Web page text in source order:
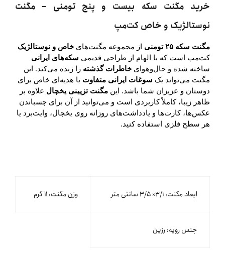
خرید مگنت سکه بیست و پنج تومنی – مگنت
نوستالژیک و خاص کت‌مپ
مگنت سکه ۲۵ تومنی از مجموعه مگنت‌های خاص و نوستالژیک
کت‌مپ است که با الهام از طراحی قدیمی سکه‌های ایرانی
ساخته شده و حال‌و‌هوای خاطرات گذشته را زنده می‌کند. این
مگنت می‌تواند یک سوغات ایرانی متفاوت یا هدیه‌ای خاص برای
دوستان و عزیزان شما باشد. این مگنت تزیینی یخچال علاوه بر
ظاهر زیبا، کاملاً کاربردی است و می‌توانید از آن برای چسباندن
عکس‌ها، کارت‌ها و یادداشت‌های روزانه روی یخچال، وایت‌برد یا
هر سطح فلزی استفاده کنید.
ابعاد مگنت: ۳/۱× ۳/۵ سانتی متر وزن مگنت: ۱۱ گرم
جنس رویه: رزین